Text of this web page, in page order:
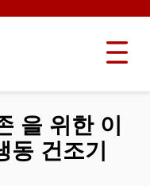
을 위한 이
동 건조기